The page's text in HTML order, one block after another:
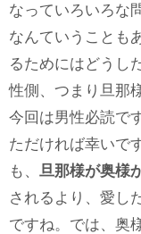
なっていろいろな
なんていうことも
るためにはどうし
性側、つまり旦那
今回は男性必読で
ただければ幸いです
も、 旦那様が奥様
されるより、愛し
ですね。では、奥